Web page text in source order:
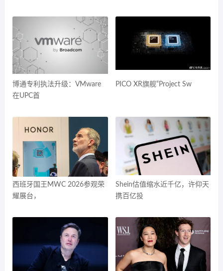
博通专利执法升级：VMware
在UPC首
PICO XR旗舰“Project Sw
西班牙国王MWC 2026参观荣
耀展台，
Shein估值缩水近千亿，许仰天
携百亿投